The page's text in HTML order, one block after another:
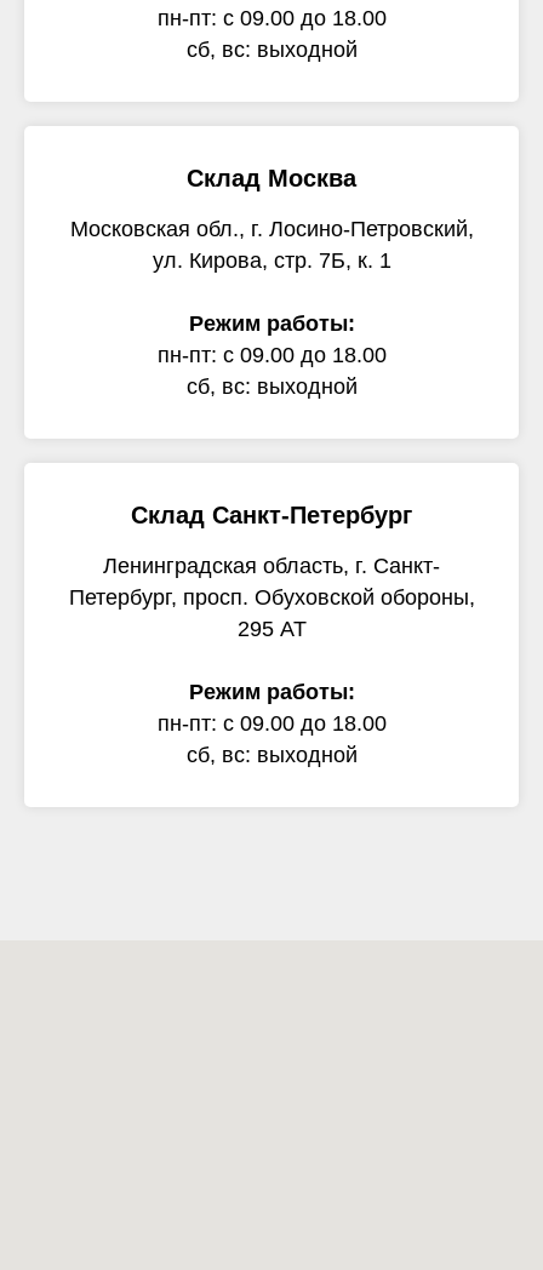
пн-пт: с 09.00 до 18.00
сб, вс: выходной
Склад Москва
Московская обл., г. Лосино-Петровский,
ул. Кирова, стр. 7Б, к. 1
Режим работы:
пн-пт: с 09.00 до 18.00
сб, вс: выходной
Склад Санкт-Петербург
Ленинградская область, г. Санкт-
Петербург, просп. Обуховской обороны,
295 АТ
Режим работы:
пн-пт: с 09.00 до 18.00
сб, вс: выходной